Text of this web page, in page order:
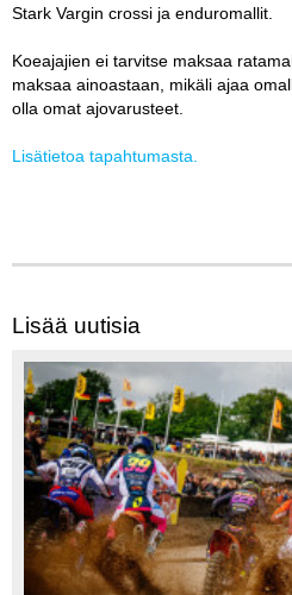
Stark Vargin crossi ja enduromallit.
Koeajajien ei tarvitse maksaa
maksaa ainoastaan, mikäli ajaa
olla omat ajovarusteet.
Lisätietoa tapahtumasta.
Lisää uutisia